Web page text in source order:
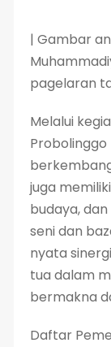
| Gambar
pagelaran
Melalui
juga
budaya,
seni dan
nyata
tua dalam
bermakna
Daftar